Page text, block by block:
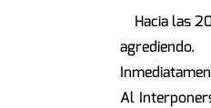
Hacia las
agrediendo.
Al